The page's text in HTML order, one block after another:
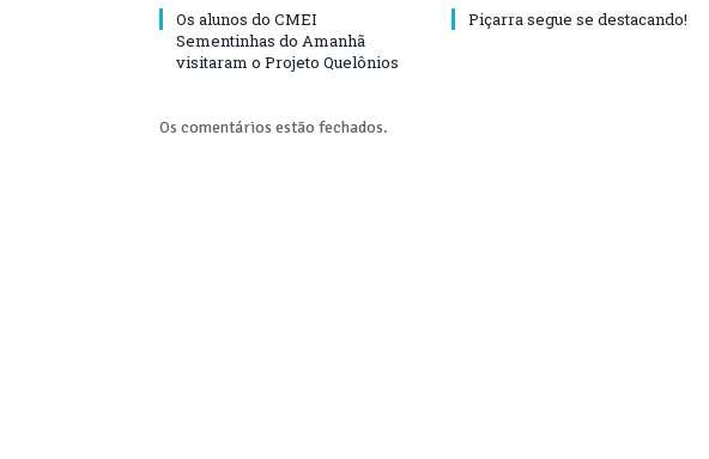
Os alunos do CMEI
Sementinhas do Amanhã
visitaram o Projeto Quelônios
Piçarra segue se destacando!
Os comentários estão fechados.